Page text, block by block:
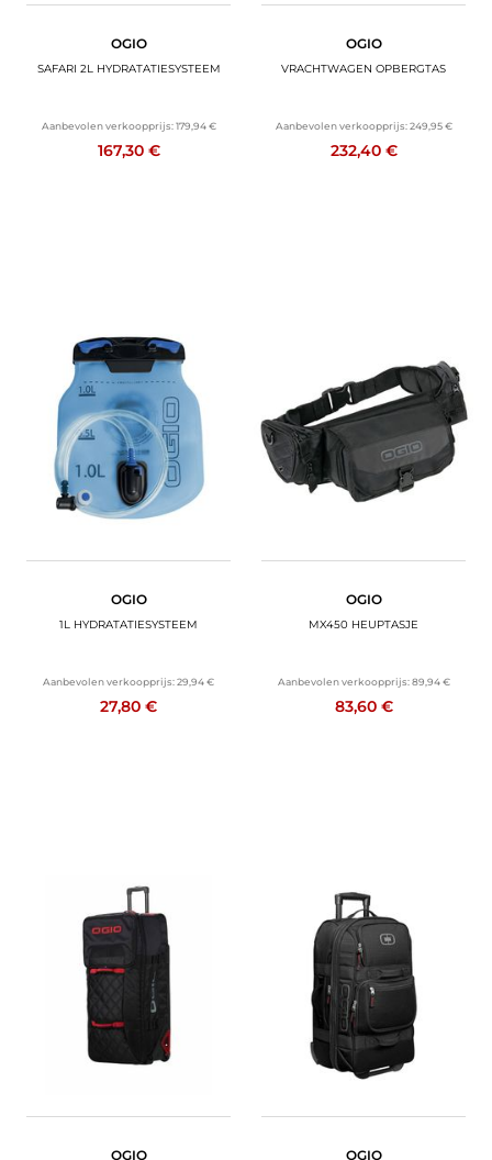
OGIO
SAFARI 2L HYDRATATIESYSTEEM
Aanbevolen verkoopprijs: 179,94 €
167,30 €
OGIO
VRACHTWAGEN OPBERGTAS
Aanbevolen verkoopprijs: 249,95 €
232,40 €
OGIO
1L HYDRATATIESYSTEEM
Aanbevolen verkoopprijs:29,94 €
27,80 €
OGIO
MX450 HEUPTASJE
Aanbevolen verkoopprijs: 89,94 €
83,60 €
OGIO OGIO